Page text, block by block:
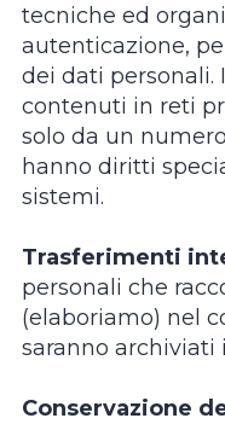
tecniche ed
autenticazione,
dei dati personali.
contenuti in reti
solo da un
hanno diritti
sistemi.
Trasferimenti
personali che
(elaboriamo) nel
saranno archiviati
Conservazione